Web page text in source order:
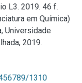
L3. 2019. 46 f.
em Química)
Universidade
2019.
1310